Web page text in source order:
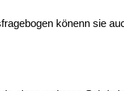
könenn sie